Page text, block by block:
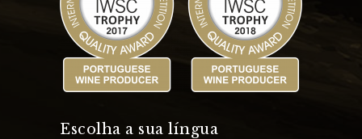
Escolha a sua língua